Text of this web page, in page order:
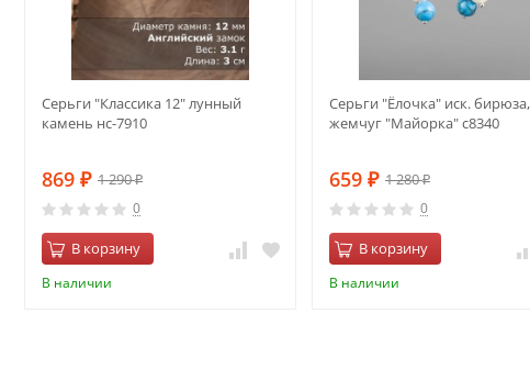
Серьги "Классика 12" лунный
камень нс-7910
869 ₽ 1 290₽
0
В корзину
В наличии
Серьги "Ёлочка" иск. бирюза,
жемчуг "Майорка" с8340
659 ₽ 1 280₽
0
В корзину
В наличии